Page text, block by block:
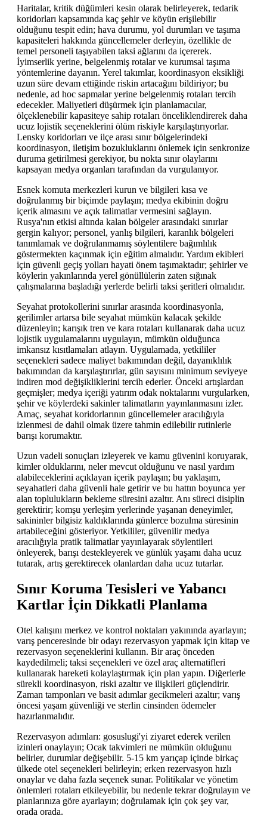
Haritalar, kritik düğümleri kesin olarak belirleyerek, tedarik
koridorları kapsamında kaç şehir ve köyün erişilebilir
olduğunu tespit edin; hava durumu, yol durumları ve taşıma
kapasiteleri hakkında güncellemeler derleyin, özellikle de
temel personeli taşıyabilen taksi ağlarını da içererek.
İyimserlik yerine, belgelenmiş rotalar ve kurumsal taşıma
yöntemlerine dayanın. Yerel takımlar, koordinasyon eksikliği
uzun süre devam ettiğinde riskin artacağını bildiriyor; bu
nedenle, ad hoc sapmalar yerine belgelenmiş rotaları tercih
edecekler. Maliyetleri düşürmek için planlamacılar,
ölçeklenebilir kapasiteye sahip rotaları önceliklendirerek daha
ucuz lojistik seçeneklerini ölüm riskiyle karşılaştırıyorlar.
Lensky koridorları ve ilçe arası sınır bölgelerindeki
koordinasyon, iletişim bozukluklarını önlemek için senkronize
duruma getirilmesi gerekiyor, bu nokta sınır olaylarını
kapsayan medya organları tarafından da vurgulanıyor.
Esnek komuta merkezleri kurun ve bilgileri kısa ve
doğrulanmış bir biçimde paylaşın; medya ekibinin doğru
içerik almasını ve açık talimatlar vermesini sağlayın.
Rusya'nın etkisi altında kalan bölgeler arasındaki sınırlar
gergin kalıyor; personel, yanlış bilgileri, karanlık bölgeleri
tanımlamak ve doğrulanmamış söylentilere bağımlılık
göstermekten kaçınmak için eğitim almalıdır. Yardım ekibleri
için güvenli geçiş yolları hayati önem taşımaktadır; şehirler ve
köylerin yakınlarında yerel gönüllülerin zaten sığınak
çalışmalarına başladığı yerlerde belirli taksi şeritleri olmalıdır.
Seyahat protokollerini sınırlar arasında koordinasyonla,
gerilimler artarsa bile seyahat mümkün kalacak şekilde
düzenleyin; karışık tren ve kara rotaları kullanarak daha ucuz
lojistik uygulamalarını uygulayın, mümkün olduğunca
imkansız kısıtlamaları atlayın. Uygulamada, yetkililer
seçenekleri sadece maliyet bakımından değil, dayanıklılık
bakımından da karşılaştırırlar, gün sayısını minimum seviyeye
indiren mod değişikliklerini tercih ederler. Önceki artışlardan
geçmişler; medya içeriği yatırım odak noktalarını vurgularken,
şehir ve köylerdeki sakinler talimatların yayınlanmasını izler.
Amaç, seyahat koridorlarının güncellemeler aracılığıyla
izlenmesi de dahil olmak üzere tahmin edilebilir rutinlerle
barışı korumaktır.
Uzun vadeli sonuçları izleyerek ve kamu güvenini koruyarak,
kimler olduklarını, neler mevcut olduğunu ve nasıl yardım
alabileceklerini açıklayan içerik paylaşın; bu yaklaşım,
seyahatleri daha güvenli hale getirir ve bu hattın boyunca yer
alan toplulukların bekleme süresini azaltır. Anı süreci disiplin
gerektirir; komşu yerleşim yerlerinde yaşanan deneyimler,
sakininler bilgisiz kaldıklarında günlerce bozulma süresinin
artabileceğini gösteriyor. Yetkililer, güvenilir medya
aracılığıyla pratik talimatlar yayınlayarak söylentileri
önleyerek, barışı destekleyerek ve günlük yaşamı daha ucuz
tutarak, artış gerektirecek olanlardan daha ucuz tutarlar.
Sınır Koruma Tesisleri ve Yabancı
Kartlar İçin Dikkatli Planlama
Otel kalışını merkez ve kontrol noktaları yakınında ayarlayın;
varış penceresinde bir odayı rezervasyon yapmak için kitap ve
rezervasyon seçeneklerini kullanın. Bir araç önceden
kaydedilmeli; taksi seçenekleri ve özel araç alternatifleri
kullanarak hareketi kolaylaştırmak için plan yapın. Diğerlerle
sürekli koordinasyon, riski azaltır ve ilişkileri güçlendirir.
Zaman tamponları ve basit adımlar gecikmeleri azaltır; varış
öncesi yaşam güvenliği ve sterlin cinsinden ödemeler
hazırlanmalıdır.
Rezervasyon adımları: gosuslugi'yi ziyaret ederek verilen
izinleri onaylayın; Ocak takvimleri ne mümkün olduğunu
belirler, durumlar değişebilir. 5-15 km yarıçap içinde birkaç
ülkede otel seçenekleri belirleyin; erken rezervasyon hızlı
onaylar ve daha fazla seçenek sunar. Politikalar ve yönetim
önlemleri rotaları etkileyebilir, bu nedenle tekrar doğrulayın ve
planlarınıza göre ayarlayın; doğrulamak için çok şey var,
orada orada.